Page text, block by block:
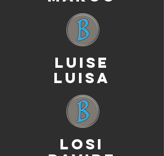
LUISE
LUISA
LOSI